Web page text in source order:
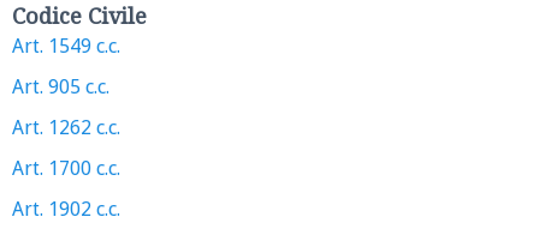
Codice Civile
Art. 1549 c.c.
Art. 905 c.c.
Art. 1262 c.c.
Art. 1700 c.c.
Art. 1902 c.c.